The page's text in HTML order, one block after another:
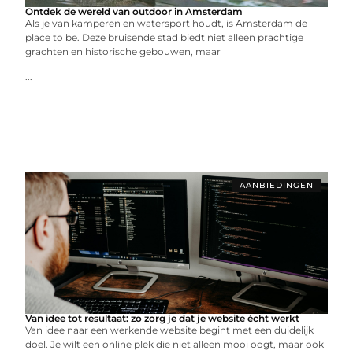
Ontdek de wereld van outdoor in Amsterdam
Als je van kamperen en watersport houdt, is Amsterdam de
place to be. Deze bruisende stad biedt niet alleen prachtige
grachten en historische gebouwen, maar
...
AANBIEDINGEN
Van idee tot resultaat: zo zorg je dat je website écht werkt
Van idee naar een werkende website begint met een duidelijk
doel. Je wilt een online plek die niet alleen mooi oogt, maar ook